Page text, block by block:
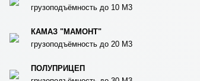
грузоподъёмность до 10 М3
КАМАЗ "МАМОНТ"
грузоподъёмность до 20 М3
ПОЛУПРИЦЕП